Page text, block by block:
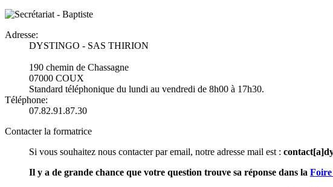
Adresse:
DYSTINGO - SAS THIRION
190 chemin de Chassagne
07000 COUX
Standard téléphonique du lundi au vendredi de 8h00 à 17h30.
Téléphone:
07.82.91.87.30
Contacter la formatrice
Si vous souhaitez nous contacter par email, notre adresse mail est :
Il y a de grande chance que votre question trouve sa réponse dans la Foire